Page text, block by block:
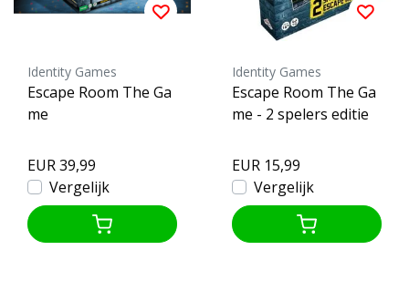
Identity Games
Escape Room The Ga
me
EUR 39,99
Vergelijk
Identity Games
Escape Room The Ga
me - 2 spelers editie
EUR 15,99
Vergelijk